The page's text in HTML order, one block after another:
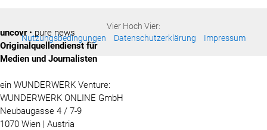
Vier Hoch Vier:
Nutzungsbedingungen
Datenschutzerklärung Impressum
uncovr• pure news
Originalquellendienst für
Medien und Journalisten
ein WUNDERWERK Venture:
WUNDERWERK ONLINE GmbH
Neubaugasse 4 / 7-9
1070 Wien | Austria